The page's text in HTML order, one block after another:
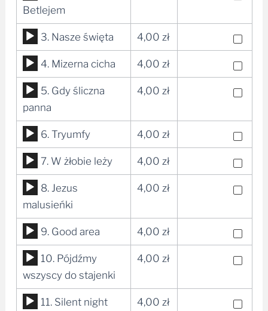
plików
dźwiękowych
Betlejem
Odtwarzacz
plików
dźwiękowych
3. Nasze święta 4,00 zł
Odtwarzacz
plików
dźwiękowych
4. Mizerna cicha 4,00 zł
Odtwarzacz
plików
dźwiękowych
5. Gdy śliczna
panna
4,00 zł
Odtwarzacz
plików
dźwiękowych
6. Tryumfy 4,00 zł
Odtwarzacz
plików
dźwiękowych
7. W żłobie leży 4,00 zł
Odtwarzacz
plików
dźwiękowych
8. Jezus
malusieńki
4,00 zł
Odtwarzacz
plików
dźwiękowych
9. Good area 4,00 zł
Odtwarzacz
plików
dźwiękowych
10. Pójdźmy
wszyscy do stajenki
4,00 zł
Odtwarzacz
11. Silent night 4,00 zł